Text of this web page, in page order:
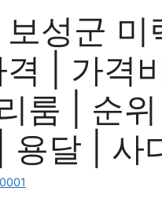
성군
| 가격
룸 | 순
용달 | 사